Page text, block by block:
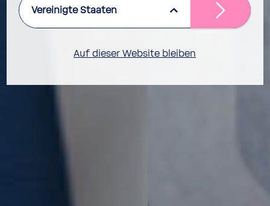
Vereinigte Staaten
Auf dieser Website bleiben